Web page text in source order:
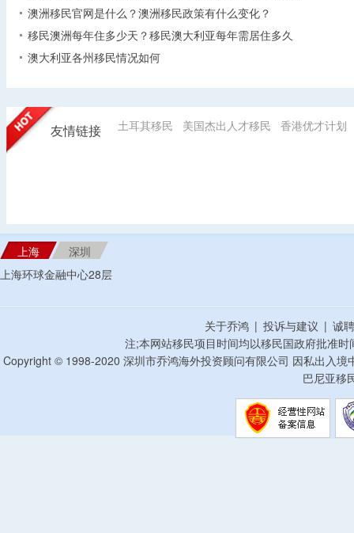
澳洲移民官网是什么？澳洲移民政策有什么变化？
移民澳洲每年住多少天？移民澳大利亚每年需居住多久
澳大利亚各州移民情况如何
友情链接 土耳其移民 美国杰出人才移民 香港优才计划
上海
深圳
上海环球金融中心28层
关于乔鸿 | 投诉与建议 | 诚
注;本网站移民项目时间均以移民国政府批准
Copyright © 1998-2020 深圳市乔鸿海外投资顾问有限公司 因私出入
巴尼亚移